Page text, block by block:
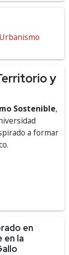
y
Sostenible,
a formar
en
en la